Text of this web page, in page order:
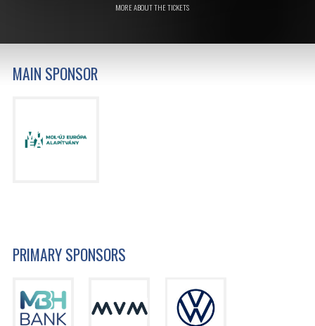
MORE ABOUT THE TICKETS
MAIN SPONSOR
PRIMARY SPONSORS